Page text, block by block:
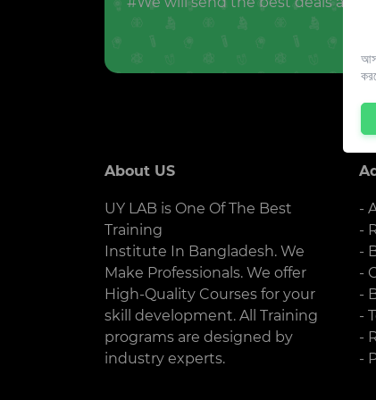
About US
UY LAB is One Of The Best
Training
Institute In Bangladesh. We
Make Professionals. We offer
High-Quality Courses for your
skill development. All Training
programs are designed by
industry experts.
-
-
-
-
-
-
-
-